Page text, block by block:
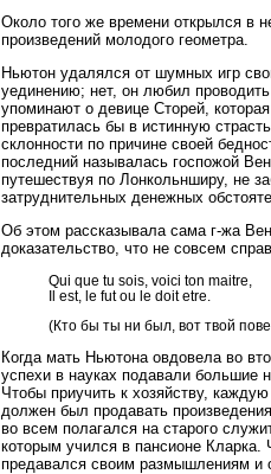
Около того же времени открылся в
произведений молодого геометра.
Ньютон удалялся от шумных игр
уединению; нет, он любил
упоминают о девице Сторей,
превратилась бы в истинную
склонности по причине своей
последний называлась госпожой
путешествуя по Лонкольнширу, не
затруднительных денежных
Об этом рассказывала сама г-жа
доказательство, что не совсем
Qui que tu sois, voici ton maitre,
Il est, le fut ou le doit etre.
(Кто бы ты ни был, вот твой
Когда мать Ньютона овдовела во
успехи в науках подавали большие
Чтобы приучить к хозяйству,
должен был продавать
во всем полагался на старого
которым учился в пансионе
предавался своим размышлениям и